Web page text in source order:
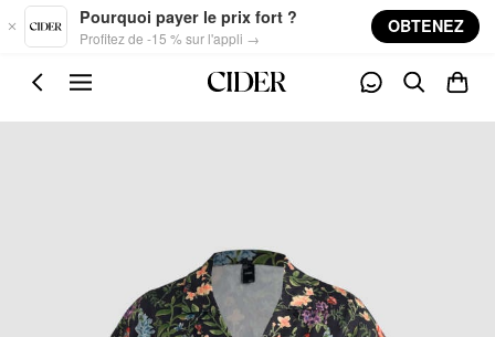
Skip to main content
Pourquoi payer le prix fort ?
Profitez de -15 % sur l'appli →
OBTENEZ